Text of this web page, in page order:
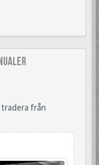
tradera från